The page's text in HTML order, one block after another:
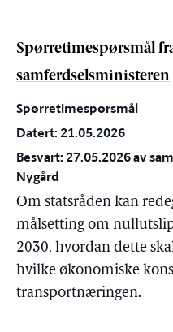
Spørretimespørsmål
samferdselsministeren
Spørretimespørsmål
Datert: 21.05.2026
Besvart: 27.05.2026 av
Nygård
Om statsråden kan
målsetting om
2030, hvordan dette
hvilke økonomiske
transportnæringen.